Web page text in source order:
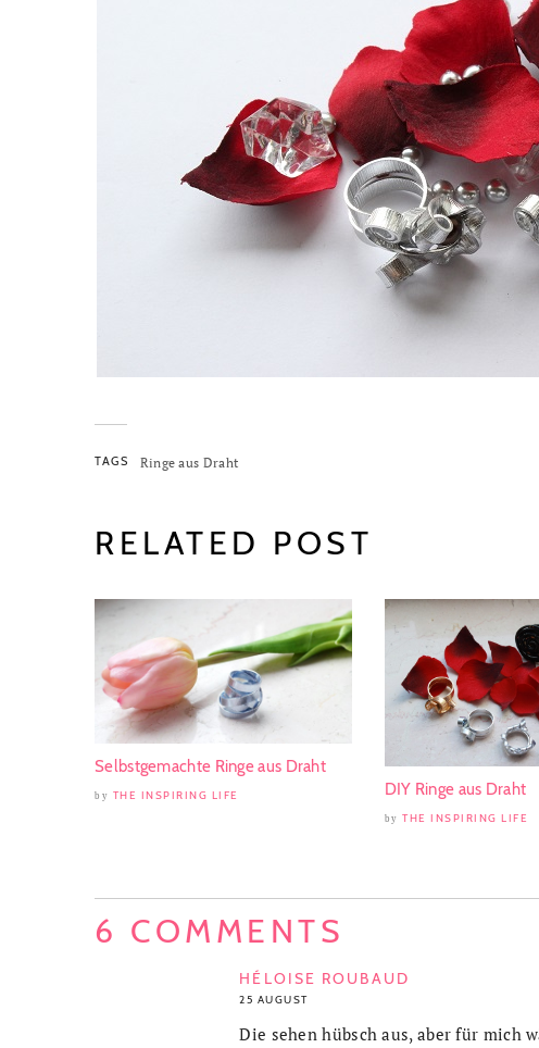
TAGS Ringe aus Draht
RELATED POST
Selbstgemachte Ringe aus Draht
by THE INSPIRING LIFE DIY Ringe aus Draht
by THE INSPIRING LIFE
6 COMMENTS
HÉLOISE ROUBAUD
25 AUGUST
Die sehen hübsch aus, aber für mich